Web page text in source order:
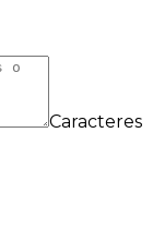
Caracteres